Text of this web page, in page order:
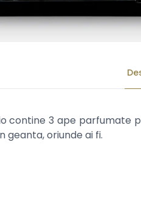
contine 3 ape
geanta, oriunde ai fi.